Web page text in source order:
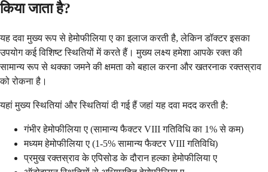
किया जाता है?
यह दवा मुख्य रूप से हेमोफीलिया ए का इलाज करती है, लेकिन डॉक्टर इसका
उपयोग कई विशिष्ट स्थितियों में करते हैं। मुख्य लक्ष्य हमेशा आपके रक्त की
सामान्य रूप से थक्का जमने की क्षमता को बहाल करना और खतरनाक रक्तस्राव
को रोकना है।
यहां मुख्य स्थितियां और स्थितियां दी गई हैं जहां यह दवा मदद करती है:
गंभीर हेमोफीलिया ए (सामान्य फैक्टर VIII गतिविधि का 1% से कम)
मध्यम हेमोफीलिया ए (1-5% सामान्य फैक्टर VIII गतिविधि)
प्रमुख रक्तस्राव के एपिसोड के दौरान हल्का हेमोफीलिया ए